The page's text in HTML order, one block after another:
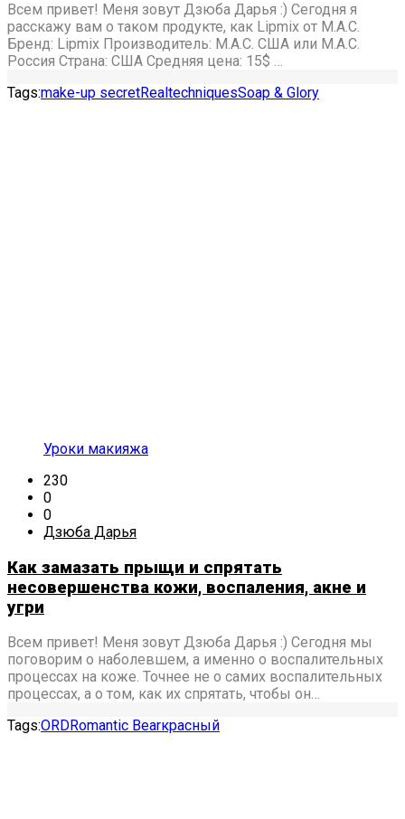
Всем привет! Меня зовут Дзюба Дарья :) Сегодня я
расскажу вам о таком продукте, как Lipmix от M.A.C.
Бренд: Lipmix Производитель: M.A.C. США или M.A.C.
Россия Страна: США Средняя цена: 15$ …
Tags:make-up secretRealtechniquesSoap & Glory
Уроки макияжа
230
0
0
Дзюба Дарья
Как замазать прыщи и спрятать
несовершенства кожи, воспаления, акне и
угри
Всем привет! Меня зовут Дзюба Дарья :) Сегодня мы
поговорим о наболевшем, а именно о воспалительных
процессах на коже. Точнее не о самих воспалительных
процессах, а о том, как их спрятать, чтобы он…
Tags:ORDRomantic Bearкрасный